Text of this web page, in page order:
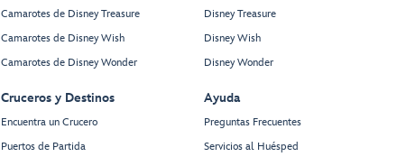
Camarotes de Disney Treasure
Camarotes de Disney Wish
Camarotes de Disney Wonder
Cruceros y Destinos
Encuentra un Crucero
Puertos de Partida
Disney Treasure
Disney Wish
Disney Wonder
Ayuda
Preguntas Frecuentes
Servicios al Huésped